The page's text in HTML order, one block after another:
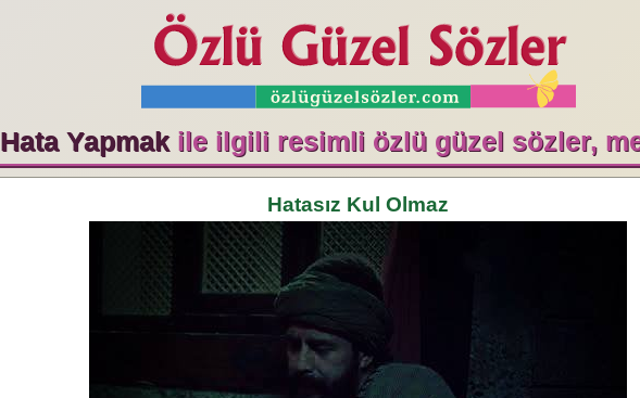
Hata Yapmakile ilgili resimli özlü güzel sözler,
Hatasız Kul Olmaz